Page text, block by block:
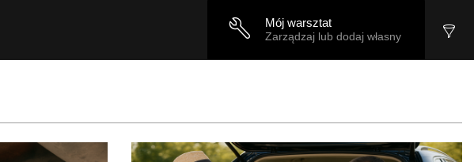
Mój warsztat
Zarządzaj lub dodaj własny